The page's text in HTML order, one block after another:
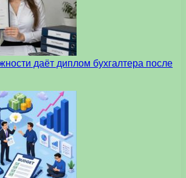
даёт диплом бухгалтера после